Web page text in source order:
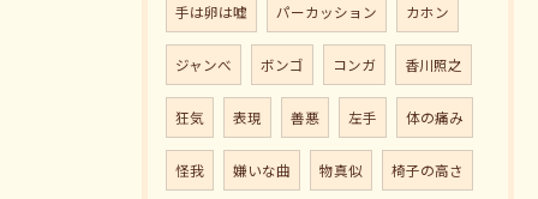
手は卵は嘘 パーカッション カホン
ジャンべ ボンゴ コンガ 香川照之
狂気 表現 善悪 左手 体の痛み
怪我 嫌いな曲 物真似 椅子の高さ